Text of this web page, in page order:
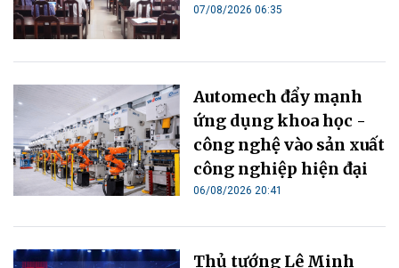
07/08/2026 06:35
Automech đẩy mạnh
ứng dụng khoa học -
công nghệ vào sản xuất
công nghiệp hiện đại
06/08/2026 20:41
Thủ tướng Lê Minh